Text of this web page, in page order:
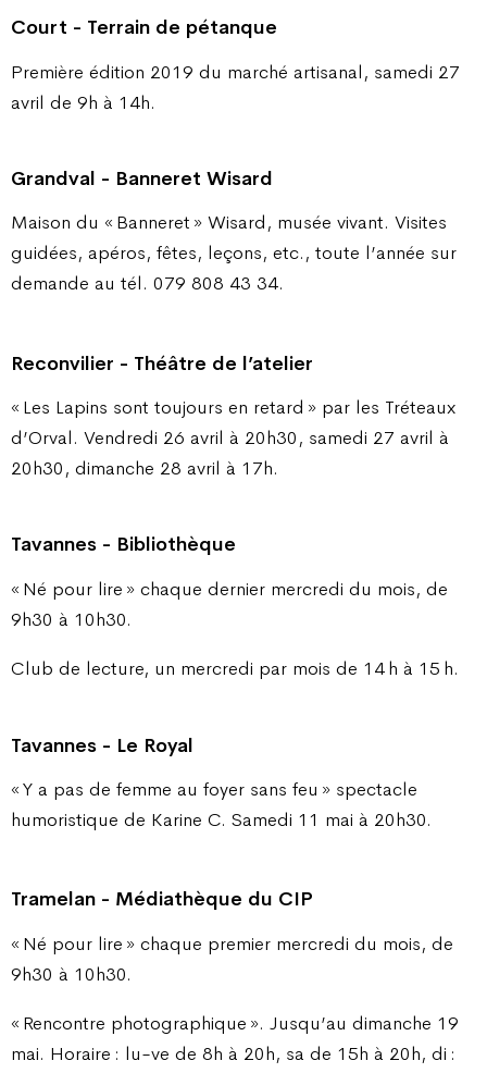
Court - Terrain de pétanque
Première édition 2019 du marché artisanal, samedi 27
avril de 9h à 14h.
Grandval - Banneret Wisard
Maison du « Banneret » Wisard, musée vivant. Visites
guidées, apéros, fêtes, leçons, etc., toute l’année sur
demande au tél. 079 808 43 34.
Reconvilier - Théâtre de l’atelier
« Les Lapins sont toujours en retard » par les Tréteaux
d’Orval. Vendredi 26 avril à 20h30, samedi 27 avril à
20h30, dimanche 28 avril à 17h.
Tavannes - Bibliothèque
« Né pour lire » chaque dernier mercredi du mois, de
9h30 à 10h30.
Club de lecture, un mercredi par mois de 14 h à 15 h.
Tavannes - Le Royal
« Y a pas de femme au foyer sans feu » spectacle
humoristique de Karine C. Samedi 11 mai à 20h30.
Tramelan - Médiathèque du CIP
« Né pour lire » chaque premier mercredi du mois, de
9h30 à 10h30.
« Rencontre photographique ». Jusqu’au dimanche 19
mai. Horaire : lu-ve de 8h à 20h, sa de 15h à 20h, di :